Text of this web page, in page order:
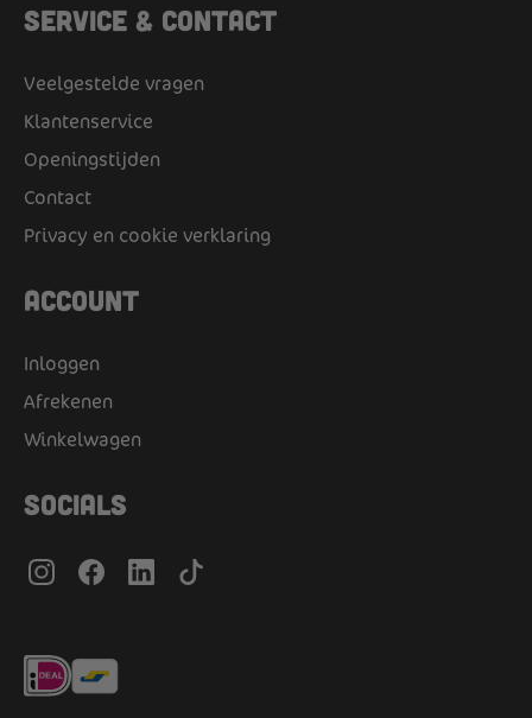
Service & Contact
Veelgestelde vragen
Klantenservice
Openingstijden
Contact
Privacy en cookie verklaring
Account
Inloggen
Afrekenen
Winkelwagen
Socials